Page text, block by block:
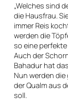
„Welches sind
die Hausfrau.
immer Reis
werden die
so eine
Auch der
Bahadur hat
Nun werden
der Qualm aus
soll.